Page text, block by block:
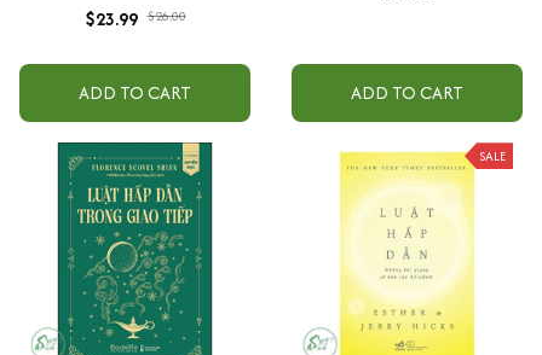
$23.99 $26.00
ADD TO CART ADD TO CART
SALE